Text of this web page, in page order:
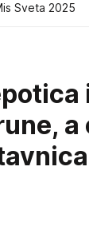
Sveta 2025
a